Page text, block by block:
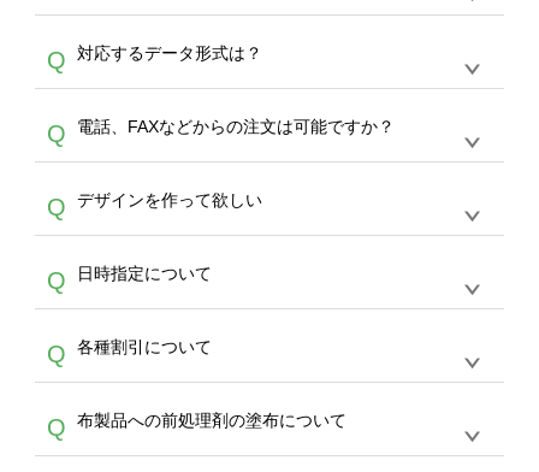
A
生産にて承っております。デザインツールから
デザインの作成から決済まで完了できます。
30枚以上やシルク印刷など、大口注文の場合
は、サポートが担当するエコバッグコンシェル
やタンブラーコンシェルをご利用ください。製
作する数量が多ければ多いほど、オンデマンド
サービスよりも低価格で製作することが可能で
す。
Q 対応するデータ形式は？
A
ドできるデータ形式は、JPG / PNG / AI / PSD /
PDF 形式になります。データの最大サイズ
写真などもアップロード可能です。使用できな
い画像はエラーになります。（※ Illustratorか
らの直接入稿には対応していません。AIで保存
し、デザインツールからアップロードして下さ
い）
Q 電話、FAXなどからの注文は可能ですか？
A
文のみ受け付けております。30個以上のご製
作をお考えの方は、サポートが担当するエコバ
スをご利用頂ければ、電話やFAX、メールなど
でご注文が可能です。
Q デザインを作って欲しい
A
を作って欲しい。などの場合は、製作数量が
30個以上であれば、サポート担当が、デザイ
バッグコンシェル
サー
ビスをご利用ください。(※ 30個以下の場合
は、デザインツールをご利用ください)
Q 日時指定について
A
ん。発送後18時以降に配送業者・伝票番号を
メールでお知らせいたしますので、直接配送業
者にご連絡いただき調整をお願い致します。
Q 各種割引について
A
カート内で自動的に割引(最大50%)が適用され
ます。 【付与ポイント】購入金額の1％が1ポ
Q 布製品への前処理剤の塗布について